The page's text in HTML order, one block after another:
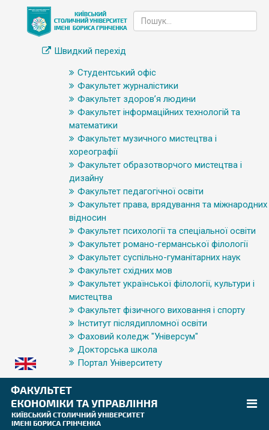
Швидкий перехід
Студентський офіс
Факультет журналістики
Факультет здоров’я людини
Факультет інформаційних технологій та
математики
Факультет музичного мистецтва і
хореографії
Факультет образотворчого мистецтва і
дизайну
Факультет педагогічної освіти
Факультет права, врядування та міжнародних
відносин
Факультет психології та спеціальної освіти
Факультет романо-германської філології
Факультет суспільно-гуманітарних наук
Факультет східних мов
Факультет української філології, культури і
мистецтва
Факультет фізичного виховання і спорту
Інститут післядипломної освіти
Фаховий коледж "Універсум"
Докторська школа
Портал Університету